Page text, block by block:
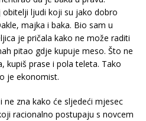
ljudi koji su jako dobro
majka i baka. Bio sam u
je pričala kako ne može raditi
pitao gdje kupuje meso. Što ne
kupiš prase i pola teleta. Tako
je ekonomist.
ne zna kako će sljedeći mjesec
racionalno postupaju s novcem